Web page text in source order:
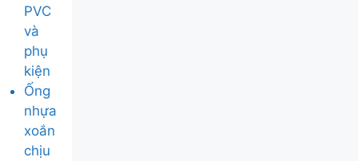
PVC
và
phụ
kiện
Ống
nhựa
xoắn
chịu